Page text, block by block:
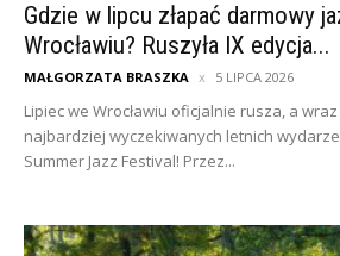
Gdzie w lipcu złapać darmowy
Wrocławiu? Ruszyła IX edycja...
MAŁGORZATA BRASZKA 5 LIPCA 2026
Lipiec we Wrocławiu oficjalnie rusza, a
najbardziej wyczekiwanych letnich
Summer Jazz Festival! Przez...